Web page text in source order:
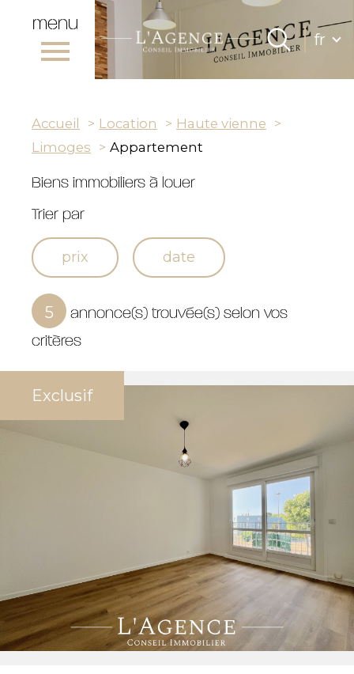
menu
fr
Accueil 0 Langue
fr
Accueil Location
Haute vienne
Limoges
Appartement
Biens immobiliers à louer
Trier par
prix date
5
annonce(s) trouvée(s) selon vos
critères
Exclusif